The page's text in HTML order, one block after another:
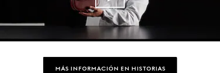
MÁS INFORMACIÓN EN HISTORIAS